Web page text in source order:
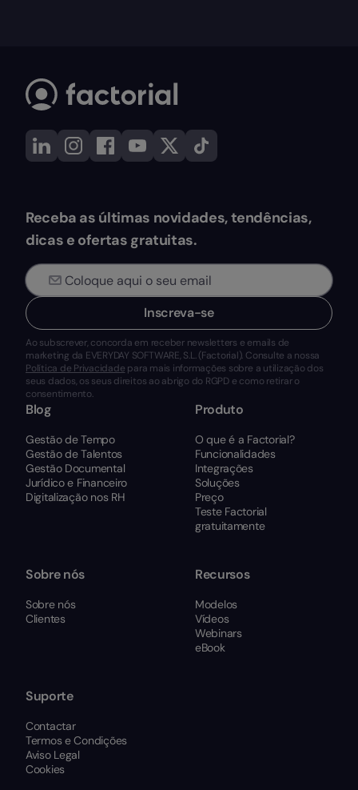
Receba as últimas novidades, tendências,
dicas e ofertas gratuitas.
Inscreva-se
Ao subscrever, concorda em receber newsletters e emails de
marketing da EVERYDAY SOFTWARE, S.L. (Factorial). Consulte a nossa
Política de Privacidade para mais informações sobre a utilização dos
seus dados, os seus direitos ao abrigo do RGPD e como retirar o
consentimento.
Blog
Gestão de Tempo
Gestão de Talentos
Gestão Documental
Jurídico e Financeiro
Digitalização nos RH
Produto
O que é a Factorial?
Funcionalidades
Integrações
Soluções
Preço
Teste Factorial
gratuitamente
Sobre nós
Sobre nós
Clientes
Recursos
Modelos
Vídeos
Webinars
eBook
Suporte
Contactar
Termos e Condições
Aviso Legal
Cookies